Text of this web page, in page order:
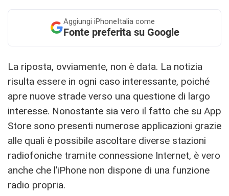
Aggiungi iPhoneItalia come
Fonte preferita su Google
La riposta, ovviamente, non è data. La notizia
risulta essere in ogni caso interessante, poiché
apre nuove strade verso una questione di largo
interesse. Nonostante sia vero il fatto che su App
Store sono presenti numerose applicazioni grazie
alle quali è possibile ascoltare diverse stazioni
radiofoniche tramite connessione Internet, è vero
anche che l’iPhone non dispone di una funzione
radio propria.